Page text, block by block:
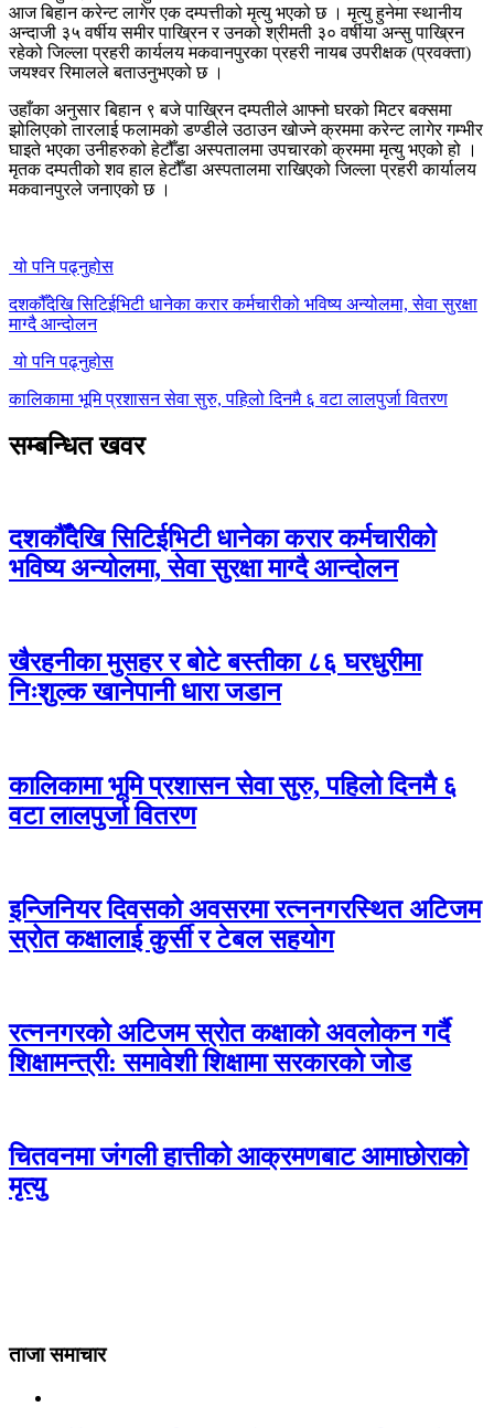
आज बिहान करेन्ट लागेर एक दम्पत्तीको मृत्यु भएको छ । मृत्यु हुनेमा स्थानीय
अन्दाजी ३५ वर्षीय समीर पाख्रिन र उनको श्रीमती ३० वर्षीया अन्सु पाख्रिन
रहेको जिल्ला प्रहरी कार्यलय मकवानपुरका प्रहरी नायब उपरीक्षक (प्रवक्ता)
जयश्वर रिमालले बताउनुभएको छ ।
उहाँका अनुसार बिहान ९ बजे पाख्रिन दम्पतीले आफ्नो घरको मिटर बक्समा
झोलिएको तारलाई फलामको डण्डीले उठाउन खोज्ने क्रममा करेन्ट लागेर गम्भीर
घाइते भएका उनीहरुको हेटौँडा अस्पतालमा उपचारको क्रममा मृत्यु भएको हो ।
मृतक दम्पतीको शव हाल हेटौँडा अस्पतालमा राखिएको जिल्ला प्रहरी कार्यालय
मकवानपुरले जनाएको छ ।
यो पनि पढ्नुहोस
दशकौँदेखि सिटिईभिटी धानेका करार कर्मचारीको भविष्य अन्योलमा, सेवा सुरक्षा
माग्दै आन्दोलन
यो पनि पढ्नुहोस
कालिकामा भूमि प्रशासन सेवा सुरु, पहिलो दिनमै ६ वटा लालपुर्जा वितरण
सम्बन्धित खवर
दशकौँदेखि सिटिईभिटी धानेका करार कर्मचारीको
भविष्य अन्योलमा, सेवा सुरक्षा माग्दै आन्दोलन
खैरहनीका मुसहर र बोटे बस्तीका ८६ घरधुरीमा
निःशुल्क खानेपानी धारा जडान
कालिकामा भूमि प्रशासन सेवा सुरु, पहिलो दिनमै ६
वटा लालपुर्जा वितरण
इन्जिनियर दिवसको अवसरमा रत्ननगरस्थित अटिजम
स्रोत कक्षालाई कुर्सी र टेबल सहयोग
रत्ननगरको अटिजम स्रोत कक्षाको अवलोकन गर्दै
शिक्षामन्त्री: समावेशी शिक्षामा सरकारको जोड
चितवनमा जंगली हात्तीको आक्रमणबाट आमाछोराको
मृत्यु
ताजा समाचार